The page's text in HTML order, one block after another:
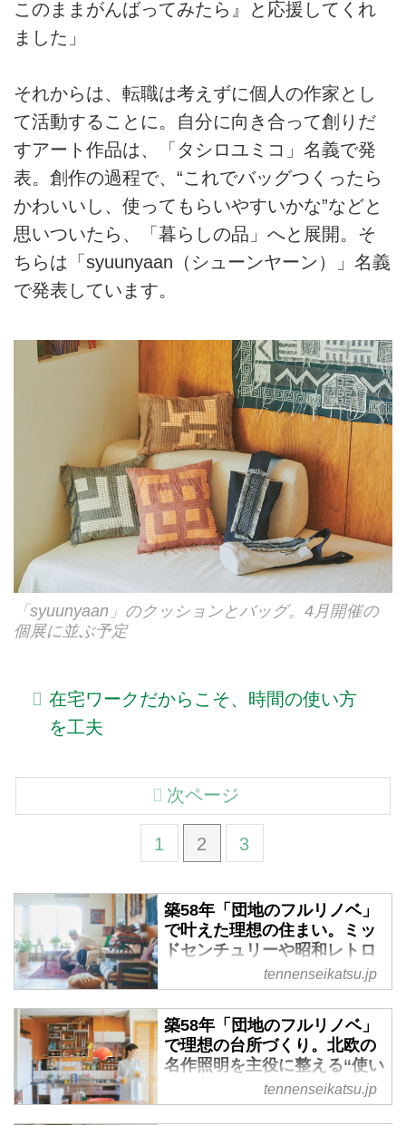
このままがんばってみたら』と応援してくれ
ました」
それからは、転職は考えずに個人の作家とし
て活動することに。自分に向き合って創りだ
すアート作品は、「タシロユミコ」名義で発
表。創作の過程で、“これでバッグつくったら
かわいいし、使ってもらいやすいかな”などと
思いついたら、「暮らしの品」へと展開。そ
ちらは「syuunyaan（シューンヤーン）」名義
で発表しています。
「syuunyaan」のクッションとバッグ。4月開催の
個展に並ぶ予定
在宅ワークだからこそ、時間の使い方
を工夫
1 2 3
次ページ
築58年「団地のフルリノベ」
で叶えた理想の住まい。ミッ
ドセンチュリーや昭和レトロ
への憧れを込めた“3つの工
夫”とインテリアの色選び／テ
キスタイルアーティスト・タ
シロユミコさん - 天然生活
web
テキスタイルアーティストのタシ
ロユミコさんは、自身の設計で団
地をフルリノベーション。壁を造
tennenseikatsu.jp
築58年「団地のフルリノベ」
で理想の台所づくり。北欧の
名作照明を主役に整える“使い
やすくて心地いい”5つのアイ
デア／テキスタイルアーティ
tennenseikatsu.jp